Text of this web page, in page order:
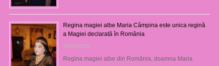
Regina magiei albe Maria Câmpina este unica regină
a Magiei declarată în România
16/07/2025
Regina magiei albe din România, doamna Maria